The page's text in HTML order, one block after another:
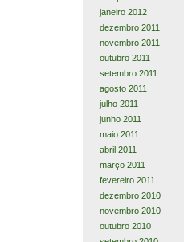
janeiro 2012
dezembro 2011
novembro 2011
outubro 2011
setembro 2011
agosto 2011
julho 2011
junho 2011
maio 2011
abril 2011
março 2011
fevereiro 2011
dezembro 2010
novembro 2010
outubro 2010